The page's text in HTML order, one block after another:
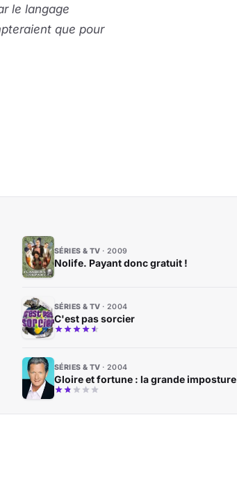
le langage
que pour
SÉRIES & TV 2009
Nolife. Payant donc gratuit !
SÉRIES & TV 2004
C'est pas sorcier
SÉRIES & TV 2004
Gloire et fortune : la grande imposture